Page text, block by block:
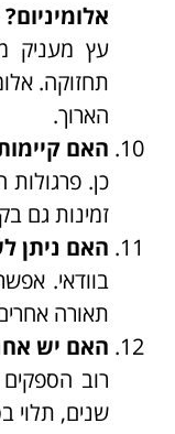
אלומיניום?
עץ מעניק
תחזוקה.
הארוך.
האם
כן.
זמינות גם
האם ניתן
בוודאי.
תאורה
האם יש
שנים, תלוי